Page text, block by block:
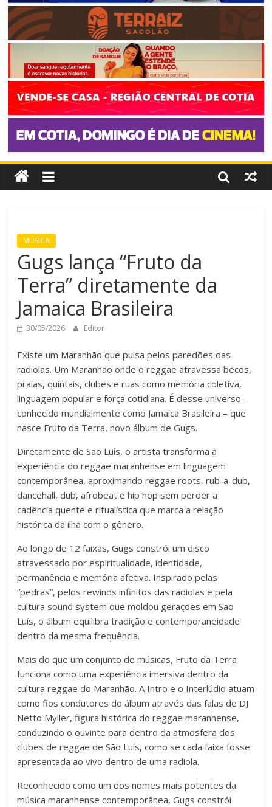
MÚSICA
Gugs lança “Fruto da
Terra” diretamente da
Jamaica Brasileira
30/05/2026 Editor
Existe um Maranhão que pulsa pelos paredões das
radiolas. Um Maranhão onde o reggae atravessa becos,
praias, quintais, clubes e ruas como memória coletiva,
linguagem popular e força cotidiana. É desse universo –
conhecido mundialmente como Jamaica Brasileira – que
nasce Fruto da Terra, novo álbum de Gugs.
Diretamente de São Luís, o artista transforma a
experiência do reggae maranhense em linguagem
contemporânea, aproximando reggae roots, rub-a-dub,
dancehall, dub, afrobeat e hip hop sem perder a
cadência quente e ritualística que marca a relação
histórica da ilha com o gênero.
Ao longo de 12 faixas, Gugs constrói um disco
atravessado por espiritualidade, identidade,
permanência e memória afetiva. Inspirado pelas
“pedras”, pelos rewinds infinitos das radiolas e pela
cultura sound system que moldou gerações em São
Luís, o álbum equilibra tradição e contemporaneidade
dentro da mesma frequência.
Mais do que um conjunto de músicas, Fruto da Terra
funciona como uma experiência imersiva dentro da
cultura reggae do Maranhão. A Intro e o Interlúdio atuam
como fios condutores do álbum através das falas de DJ
Netto Myller, figura histórica do reggae maranhense,
conduzindo o ouvinte para dentro da atmosfera dos
clubes de reggae de São Luís, como se cada faixa fosse
apresentada ao vivo dentro de uma radiola.
Reconhecido como um dos nomes mais potentes da
música maranhense contemporânea, Gugs constrói